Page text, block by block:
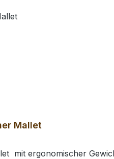
Mallet
mit ergonomischer